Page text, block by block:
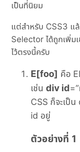
เป็นที่นิยม
แต่สำหรับ CSS3 แ
Selector ได้ถูกเพิ่มเ
ไว้ตรงนี้ครับ
E[foo] คือ
เช่นdiv id
CSS ก็จะเป็
id อยู่
ตัวอย่างที่ 1